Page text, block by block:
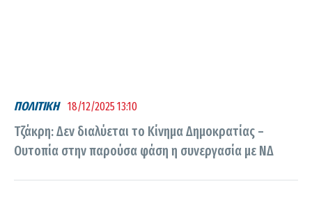
ΠΟΛΙΤΙΚΗ 18/12/2025 13:10
Τζάκρη: Δεν διαλύεται το Κίνημα Δημοκρατίας –
Ουτοπία στην παρούσα φάση η συνεργασία με ΝΔ